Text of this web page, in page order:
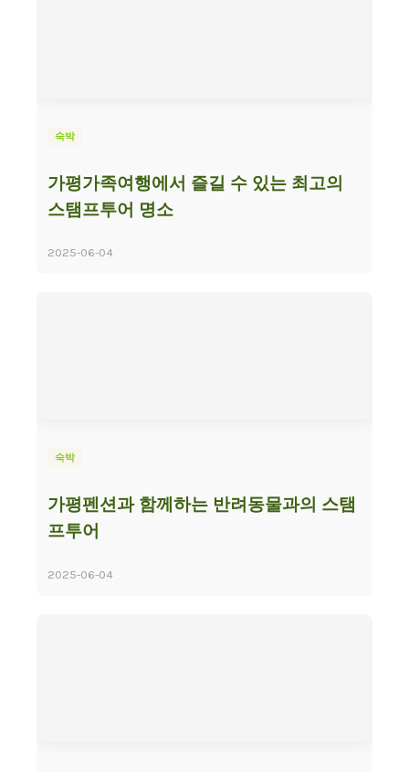
숙박
가평가족여행에서 즐길 수 있는 최고의
스탬프투어 명소
2025-06-04
숙박
가평펜션과 함께하는 반려동물과의 스탬
프투어
2025-06-04